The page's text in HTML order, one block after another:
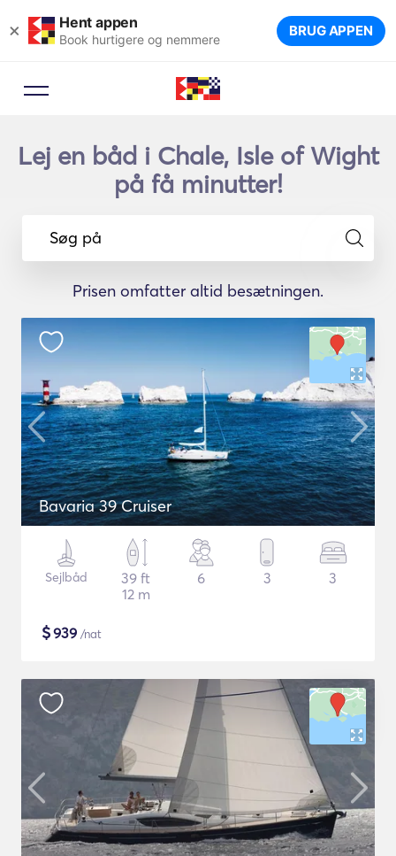
× Hent appen
Book hurtigere og nemmere BRUG APPEN
Lej en båd i Chale, Isle of Wight
på få minutter!
Søg på
Prisen omfatter altid besætningen.
Bavaria 39 Cruiser
Sejlbåd
39 ft
12 m
6 3 3
$939 /nat